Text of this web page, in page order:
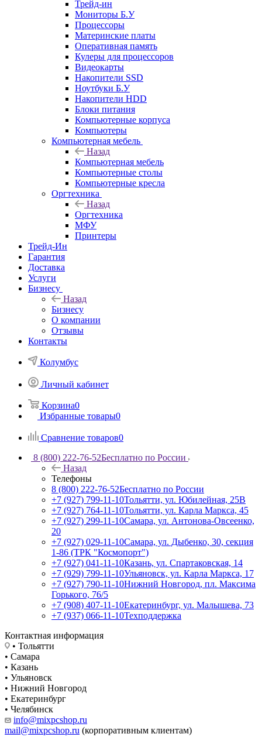
Трейд-ин
Мониторы Б.У
Процессоры
Материнские платы
Оперативная память
Кулеры для процессоров
Видеокарты
Накопители SSD
Ноутбуки Б.У
Накопители HDD
Блоки питания
Компьютерные корпуса
Компьютеры
Компьютерная мебель
Назад
Компьютерная мебель
Компьютерные столы
Компьютерные кресла
Оргтехника
Назад
Оргтехника
МФУ
Принтеры
Трейд-Ин
Гарантия
Доставка
Услуги
Бизнесу
Назад
Бизнесу
О компании
Отзывы
Контакты
Колумбус
Личный кабинет
Корзина0
Избранные товары0
Сравнение товаров0
8 (800) 222-76-52Бесплатно по России
Назад
Телефоны
8 (800) 222-76-52Бесплатно по России
+7 (927) 799-11-10Тольятти, ул. Юбилейная, 25В
+7 (927) 764-11-10Тольятти, ул. Карла Маркса, 45
+7 (927) 299-11-10Самара, ул. Антонова-Овсеенко,
20
+7 (927) 029-11-10Самара, ул. Дыбенко, 30, секция
1-86 (ТРК "Космопорт")
+7 (927) 041-11-10Казань, ул. Спартаковская, 14
+7 (929) 799-11-10Ульяновск, ул. Карла Маркса, 17
+7 (927) 790-11-10Нижний Новгород, пл. Максима
Горького, 76/5
+7 (908) 407-11-10Екатеринбург, ул. Малышева, 73
+7 (937) 066-11-10Техподдержка
Контактная информация
• Тольятти
• Самара
• Казань
• Ульяновск
• Нижний Новгород
• Екатеринбург
• Челябинск
info@mixpcshop.ru
mail@mixpcshop.ru (корпоративным клиентам)